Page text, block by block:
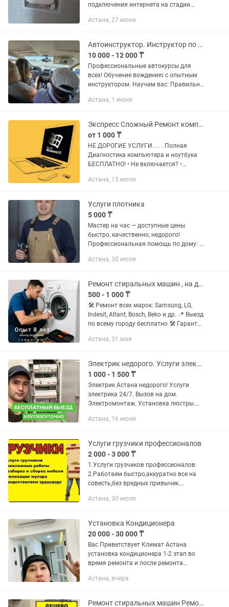
подключения интернета на стадии
оптоволоконного кабеля, а также его
Астана, 27 июня
Автоинструктор. Инструктор по вождению. Автошкола. Обучение езде
10 000 - 12 000 ₸
Профессиональные автокурсы для
всех! Обучение вождению с опытным
инструктором. Научим вас: Правильно
Отработать навыки при перестроении,
Астана, 1 июня
Экспресс Сложный Ремонт компьютеров, ноутбуков, Программист, Низки Цена !
от 1 000 ₸
НЕ ДОРОГИЕ УСЛУГИ. . . . Полная
Диагностика компьютера и ноутбука
БЕСПЛАТНО! • Не включается? •
СМС-Баннер при загрузке ОС? •
Астана, 15 июля
Услуги плотника
5 000 ₸
Мастер на час — доступные цены
быстро, качественно, недорого!
Профессиональная помощь по дому: •
Сантехнические работы •
Установка гардин,...
Астана, 30 июля
Ремонт стиральных машин , на дому, Ремонт стиралки , ГАРАНТИЯ
500 - 1 000 ₸
🛠 Ремонт всех марок: Samsung, LG,
Indesit, Atlant, Bosch, Beko и др. 📍 Выезд
по всему городу бесплатно 🛠 Гарантия
1 000 тг 🕒 Работаю ежедневно с 9:00
Астана, 31 мая
Электрик недорого. Услуги электрика на дом. Электромонтаж. Установка люстры
1 000 - 1 500 ₸
Электрик Астана недорого! Услуги
электрика 24/7. Вызов на дом.
Электромонтаж. Установка люстры.
электрики, срочный выезд, установка
Астана, 16 июня
Услуги грузчики профессионалов
2 000 - 3 000 ₸
1.Услуги грузчиков профессионалов.
2.Работаем быстро,аккуратно все на
совесть,без вредных привычек.
круглосуточно,выезд в любую часть
Астана, 30 июля
Установка Кондиционера
20 000 - 30 000 ₸
Вас Приветствует Климат Астана
установка кондиционера 1-2 этап во
время ремонта и после ремонта
звоните и пишите выезд на осмотр
Астана, вчера
Ремонт стиральных машин Ремонт посудомоечных машин На дому Выезд